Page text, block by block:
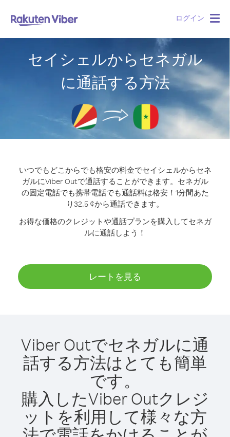
ログイン
セイシェルからセネガル
に通話する方法
いつでもどこからでも格安の料金でセイシェルからセネ
ガルにViber Outで通話することができます。 セネガル
の固定電話でも携帯電話でも通話料は格安！1分間あた
り32.5 ¢から通話できます。
お得な価格のクレジットや通話プランを購入してセネガ
ルに通話しよう！
レートを見る
Viber Outでセネガルに通
話する方法はとても簡単
です。
購入したViber Outクレジ
ットを利用して様々な方